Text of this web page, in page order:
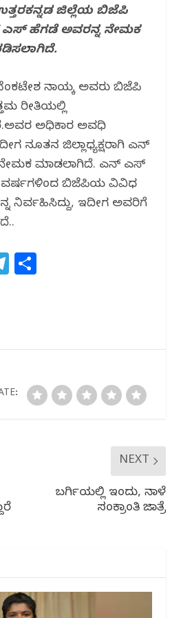
ra
m
ಜಿಲ್ಲೆಯ ಬಿಜೆಪಿ
ಎಸ್ ಹೆಗಡೆ ಅವರನ್ನ ನೇಮಕ
ನಾಯ್ಕ ಅವರು ಬಿಜೆಪಿ
ರೀತಿಯಲ್ಲಿ
ಅಧಿಕಾರ ಅವಧಿ
ನೂತನ ಜಿಲ್ಲಾಧ್ಯಕ್ಷರಾಗಿ ಎನ್
ಮಾಡಲಾಗಿದೆ. ಎನ್ ಎಸ್
ವರ್ಷಗಳಿಂದ ಬಿಜೆಪಿಯ ವಿವಿಧ
ನಿರ್ವಹಿಸಿದ್ದು, ಇದೀಗ ಅವರಿಗೆ
T
ra
NEXT
ಬರ್ಗಿಯಲ್ಲಿ ಇಂದು, ನಾಳೆ
ಸಂಕ್ರಾಂತಿ ಜಾತ್ರೆ